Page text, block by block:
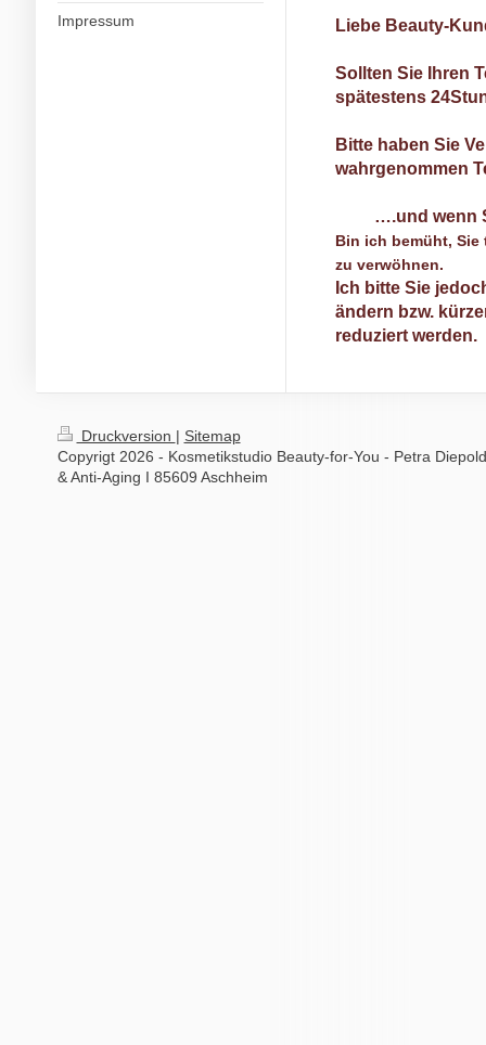
Impressum Liebe Beauty-
Sollten Sie Ihren
spätestens
Bitte haben Sie
wahrgenommen
….und wenn
Bin ich bemüht,
zu verwöhnen.
Ich bitte Sie
ändern bzw.
reduziert werden.
Druckversion | Sitemap
Copyrigt 2026 - Kosmetikstudio Beauty-for-You - Petra
& Anti-Aging I 85609 Aschheim